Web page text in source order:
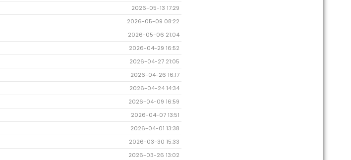
2026-05-13 17:29
2026-05-09 08:22
2026-05-06 21:04
2026-04-29 16:52
2026-04-27 21:05
2026-04-26 16:17
2026-04-24 14:34
2026-04-09 16:59
2026-04-07 13:51
2026-04-01 13:38
2026-03-30 15:33
2026-03-26 13:02